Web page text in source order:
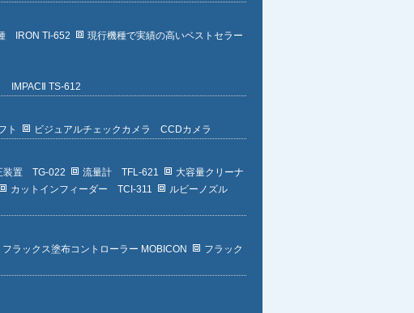
IRON TI-652
現行機種で実績の高いベストセラー
IMPACⅡ TS-612
ト ビジュアルチェックカメラ CCDカメラ
装置 TG-022 流量計 TFL-621
大容量クリーナ
カットインフィーダー TCI-311
ルビーノズル
フラックス塗布コントローラー MOBICON
フラック